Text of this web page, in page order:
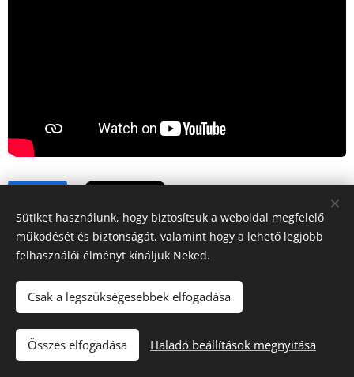
"Iránytű a fuvarozásban!"
Tacho Center
Sütiket használunk, hogy biztosítsuk a weboldal megfelelő
működését és biztonságát, valamint hogy a lehető legjobb
felhasználói élményt kínáljuk Neked.
Csak a legszükségesebbek elfogadása
Összes elfogadása Haladó beállítások megnyitása